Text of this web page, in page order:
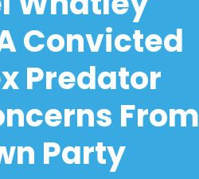
Convicted
Predator
From
Party